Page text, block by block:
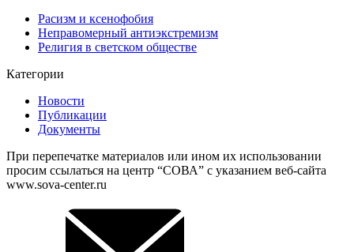
Расизм и ксенофобия
Неправомерный антиэкстремизм
Религия в светском обществе
Категории
Новости
Публикации
Документы
При перепечатке материалов или ином их использовании
просим ссылаться на центр “СОВА” с указанием веб-сайта
www.sova-center.ru